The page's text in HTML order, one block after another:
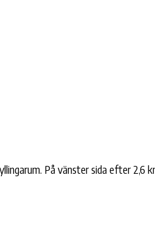
På vänster sida efter 2,6